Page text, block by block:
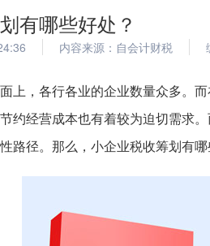
有哪些好处？
内容来源：自会计财税
上，各行各业的企业数量众多。
约经营成本也有着较为迫切需求
路径。那么，小企业税收筹划有